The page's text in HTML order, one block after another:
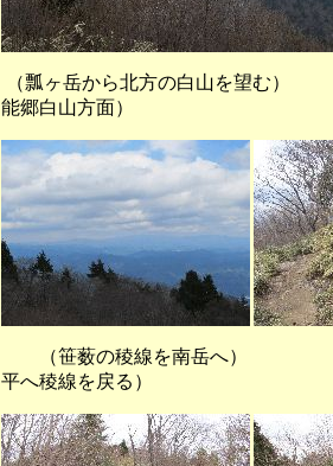
（瓢ヶ岳から北方の白山
能郷白山方面）
（笹薮の稜線を
平へ稜線を戻る）